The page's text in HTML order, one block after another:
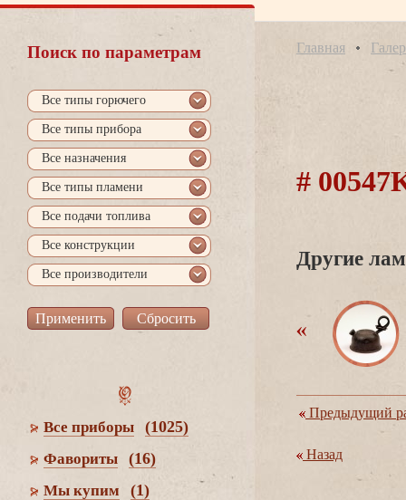
Поиск по параметрам
се типы горючего
се типы прибора
се назначения
се типы пламени
се подачи топлива
се конструкции
се производители
се приборы (1025)
Фавориты (16)
Мы купим (1)
Главная
#
Другие
Предыдущий
Назад